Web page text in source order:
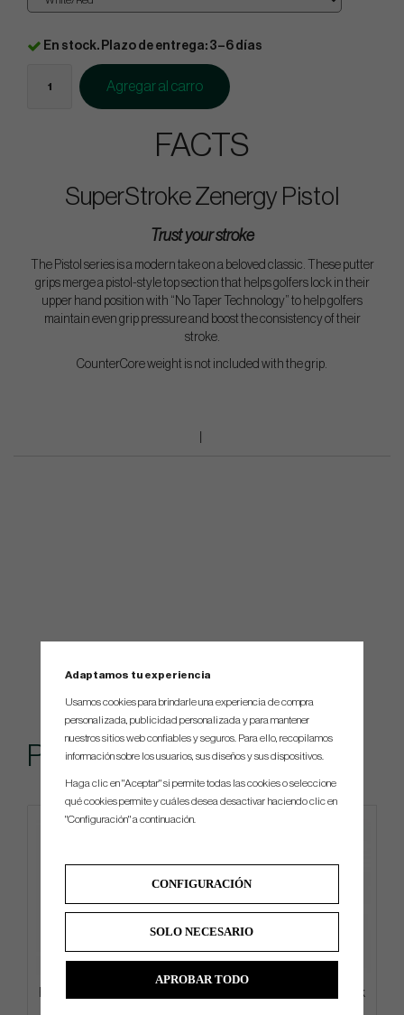
En stock. Plazo de entrega: 3–6 días
Agregar al carro
FACTS
SuperStroke Zenergy Pistol
Trust your stroke
The Pistol series is a modern take on a beloved classic. These putter
grips merge a pistol-style top section that helps golfers lock in their
upper hand position with “No Taper Technology” to help golfers
maintain even grip pressure and boost the consistency of their
stroke.
CounterCore weight is not included with the grip.
Popular
Evnroll Neo Classic ER2 Black
Adaptamos tu experiencia
Usamos cookies para brindarle una experiencia de compra
personalizada, publicidad personalizada y para mantener
nuestros sitios web confiables y seguros. Para ello, recopilamos
información sobre los usuarios, sus diseños y sus dispositivos.
Haga clic en "Aceptar" si permite todas las cookies o seleccione
qué cookies permite y cuáles desea desactivar haciendo clic en
"Configuración" a continuación.
CONFIGURACIÓN
SOLO NECESARIO
APROBAR TODO